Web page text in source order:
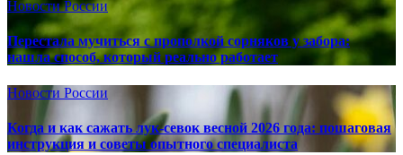
Новости России
Перестала мучиться с прополкой сорняков у забора:
нашла способ, который реально работает
Новости России
Когда и как сажать лук-севок весной 2026 года: пошаговая
инструкция и советы опытного специалиста